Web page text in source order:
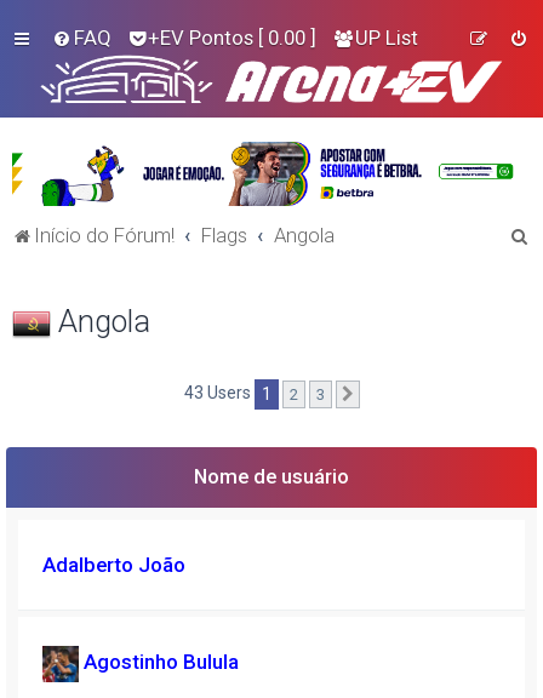
FAQ +EV Pontos [ 0.00 ] UP List
Início do Fórum! Flags Angola
r
Angola
43 Users 1 2 3
Nome de usuário
Adalberto João
Agostinho Bulula